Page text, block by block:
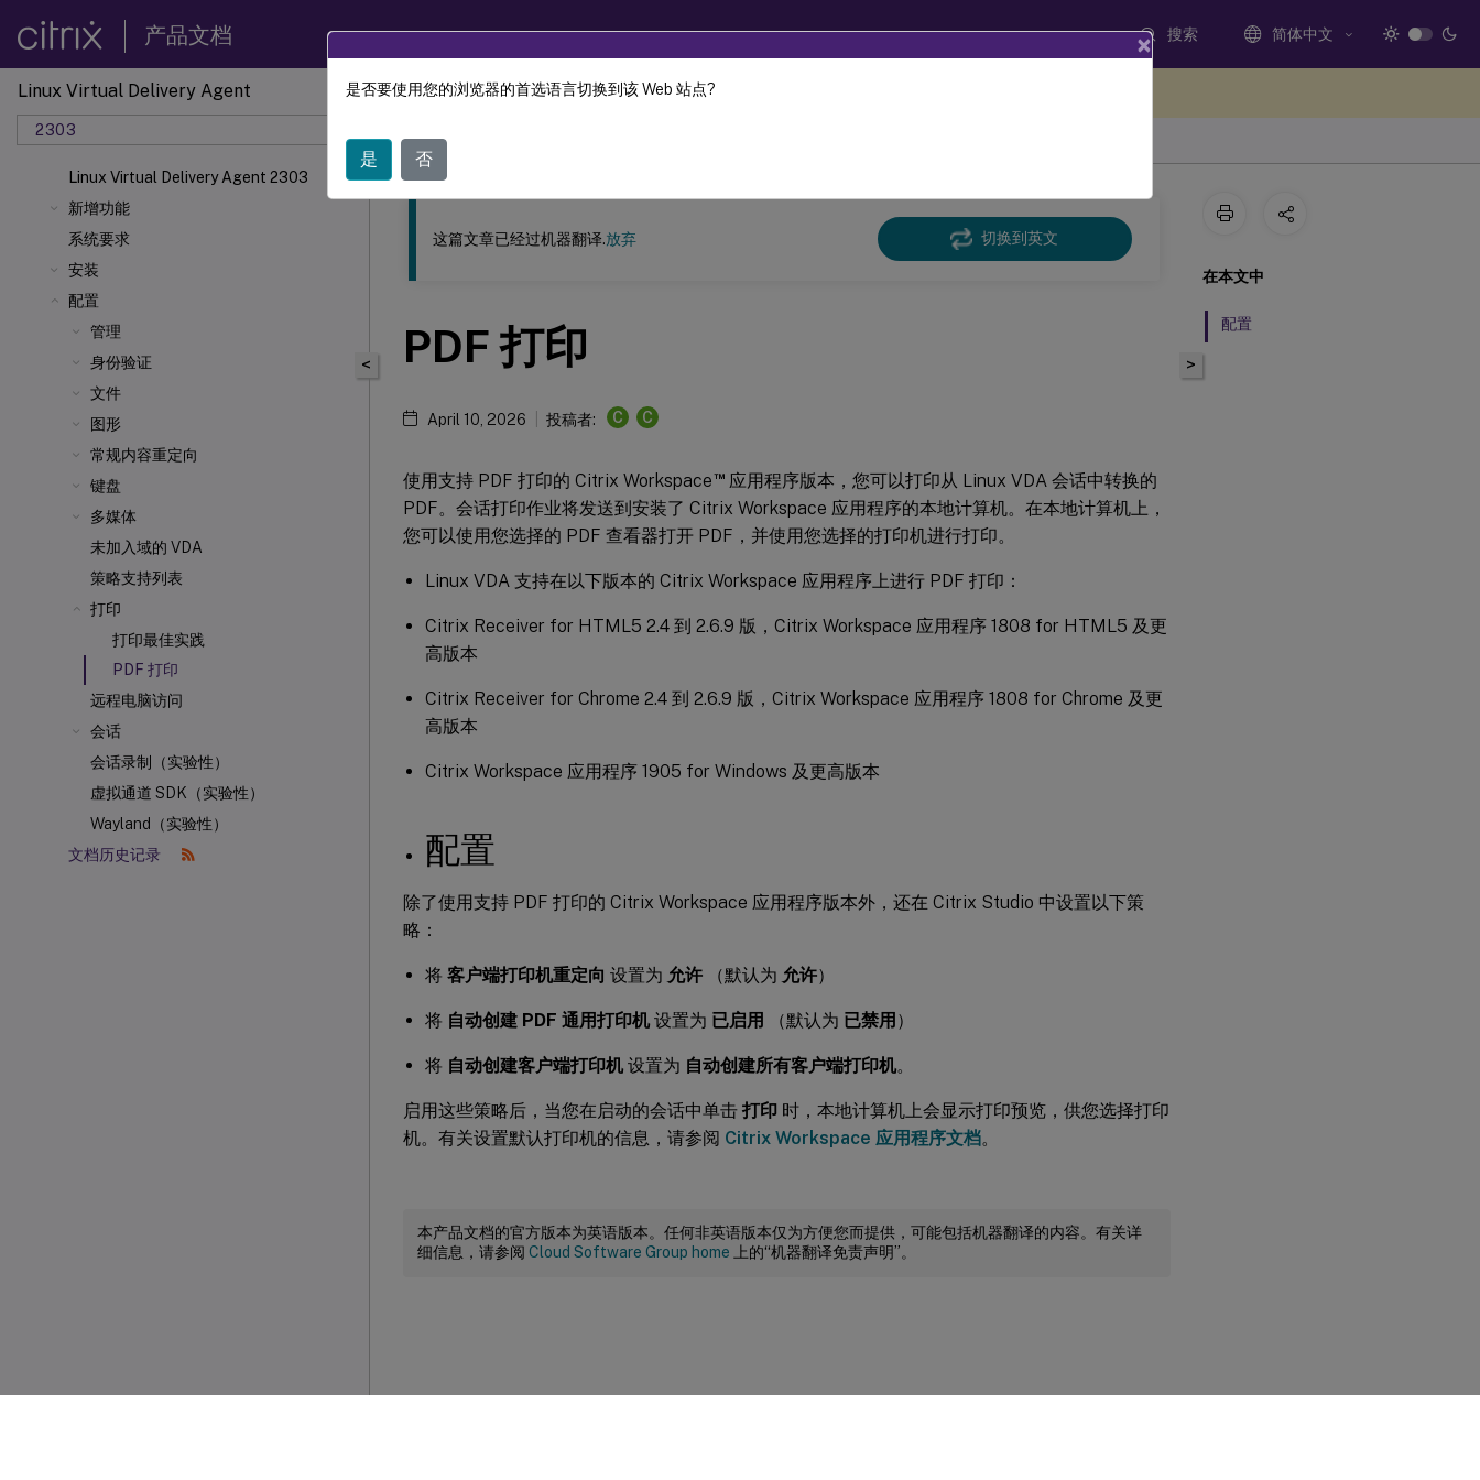
产品文档 搜索 简体中文
Linux Virtual Delivery Agent
2303
Linux Virtual Delivery Agent 2303
新增功能
系统要求
安装
配置
管理
身份验证
文件
图形
常规内容重定向
键盘
多媒体
未加入域的 VDA
策略支持列表
打印
打印最佳实践
PDF 打印
远程电脑访问
会话
会话录制（实验性）
虚拟通道 SDK（实验性）
Wayland（实验性）
文档历史记录
此内容已经过机器动态翻译。
<
这篇文章已经过机器翻译.放弃 切换到英文
PDF 打印
April 10, 2026 投稿者: C C
使用支持 PDF 打印的 Citrix Workspace™应用程序版本，您可以打印从 Linux VDA 会话中转换的
PDF。会话打印作业将发送到安装了 Citrix Workspace 应用程序的本地计算机。在本地计算机上，
您可以使用您选择的 PDF 查看器打开 PDF，并使用您选择的打印机进行打印。
Linux VDA 支持在以下版本的 Citrix Workspace 应用程序上进行 PDF 打印：
Citrix Receiver for HTML5 2.4 到 2.6.9 版，Citrix Workspace 应用程序 1808 for HTML5 及更
高版本
Citrix Receiver for Chrome 2.4 到 2.6.9 版，Citrix Workspace 应用程序 1808 for Chrome 及更
高版本
Citrix Workspace 应用程序 1905 for Windows 及更高版本
配置
除了使用支持 PDF 打印的 Citrix Workspace 应用程序版本外，还在 Citrix Studio 中设置以下策
略：
将 客户端打印机重定向 设置为 允许 （默认为 允许）
将 自动创建 PDF 通用打印机 设置为 已启用 （默认为 已禁用 ）
将 自动创建客户端打印机 设置为 自动创建所有客户端打印机。
启用这些策略后，当您在启动的会话中单击 打印 时，本地计算机上会显示打印预览，供您选择打印
机。有关设置默认打印机的信息，请参阅 Citrix Workspace 应用程序文档。
本产品文档的官方版本为英语版本。任何非英语版本仅为方便您而提供，可能包括机器翻译的内容。有关详
细信息，请参阅 Cloud Software Group home 上的“机器翻译免责声明”。
>
在本文中
配置
×
是否要使用您的浏览器的首选语言切换到该 Web 站点?
是 否